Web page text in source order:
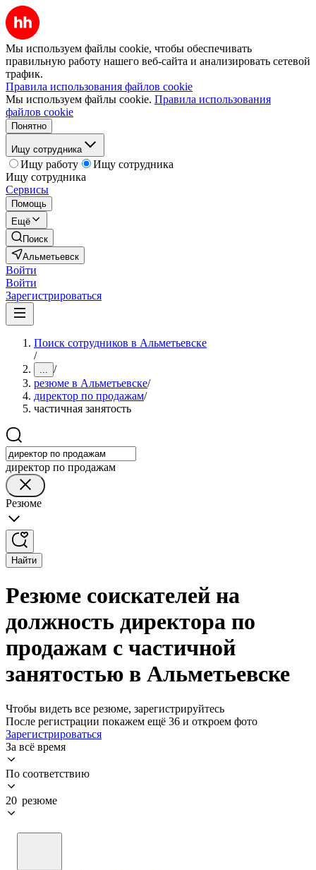
Мы используем файлы cookie, чтобы обеспечивать
правильную работу нашего веб-сайта и анализировать сетевой
трафик.
Правила использования файлов cookie
Мы используем файлы cookie. Правила использования
файлов cookie
Понятно
Ищу сотрудника
Ищу работу
Ищу сотрудника
Ищу сотрудника
Сервисы
Помощь
Ещё
Поиск
Альметьевск
Войти
Войти
Зарегистрироваться
Поиск сотрудников в Альметьевске
/
... /
резюме в Альметьевске/
директор по продажам/
частичная занятость
директор по продажам
Резюме
Найти
Резюме соискателей на
должность директора по
продажам с частичной
занятостью в Альметьевске
Чтобы видеть все резюме, зарегистрируйтесь
После регистрации покажем ещё 36 и откроем фото
Зарегистрироваться
За всё время
По соответствию
20 резюме